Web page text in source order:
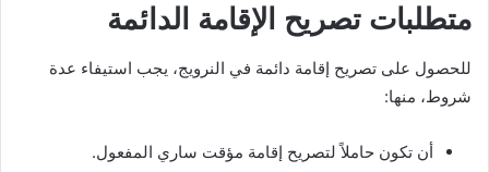
متطلبات تصريح الإقامة الدائمة
للحصول على تصريح إقامة دائمة في النرويج، يجب استيفاء عدة
شروط، منها:
أن تكون حاملاً لتصريح إقامة مؤقت ساري المفعول.